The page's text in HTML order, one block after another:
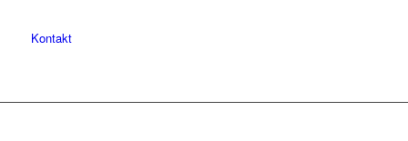
Kontakt